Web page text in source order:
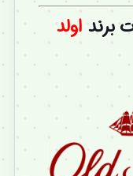
برند اولد